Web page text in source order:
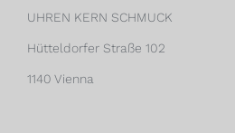
UHREN KERN SCHMUCK
Hütteldorfer Straße 102
1140 Vienna